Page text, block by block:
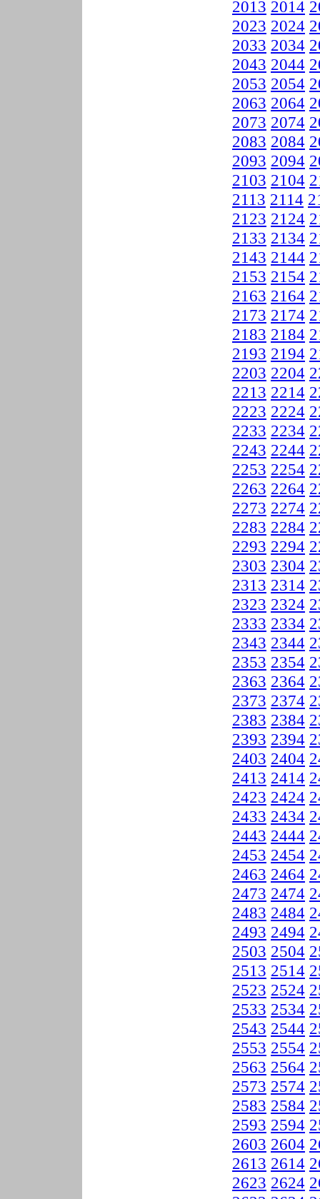
2013 2014
2023 2024
2033 2034
2043 2044
2053 2054
2063 2064
2073 2074
2083 2084
2093 2094
2103 2104
2113 2114
2123 2124
2133 2134
2143 2144
2153 2154
2163 2164
2173 2174
2183 2184
2193 2194
2203 2204
2213 2214
2223 2224
2233 2234
2243 2244
2253 2254
2263 2264
2273 2274
2283 2284
2293 2294
2303 2304
2313 2314
2323 2324
2333 2334
2343 2344
2353 2354
2363 2364
2373 2374
2383 2384
2393 2394
2403 2404
2413 2414
2423 2424
2433 2434
2443 2444
2453 2454
2463 2464
2473 2474
2483 2484
2493 2494
2503 2504
2513 2514
2523 2524
2533 2534
2543 2544
2553 2554
2563 2564
2573 2574
2583 2584
2593 2594
2603 2604
2613 2614
2623 2624